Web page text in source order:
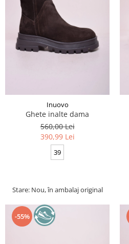
Inuovo
Ghete inalte dama
560,00 Lei
390,99 Lei
39
Stare: Nou, în ambalaj original
-55%